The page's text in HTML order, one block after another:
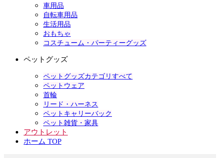
車用品
自転車用品
生活用品
おもちゃ
コスチューム・パーティーグッズ
ペットグッズ
ペットグッズカテゴリすべて
ペットウェア
首輪
リード・ハーネス
ペットキャリーバック
ペット雑貨・家具
アウトレット
ホーム TOP